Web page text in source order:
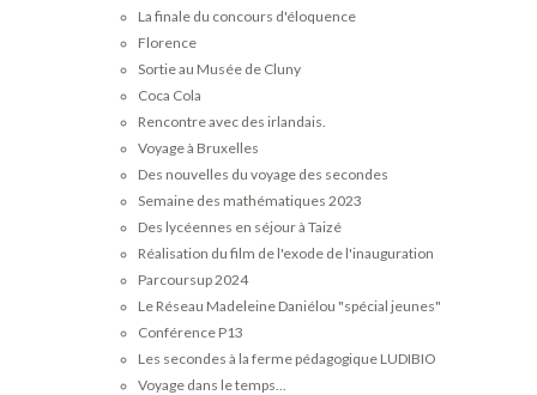
La finale du concours d'éloquence
Florence
Sortie au Musée de Cluny
Coca Cola
Rencontre avec des irlandais.
Voyage à Bruxelles
Des nouvelles du voyage des secondes
Semaine des mathématiques 2023
Des lycéennes en séjour à Taizé
Réalisation du film de l'exode de l'inauguration
Parcoursup 2024
Le Réseau Madeleine Daniélou "spécial jeunes"
Conférence P13
Les secondes à la ferme pédagogique LUDIBIO
Voyage dans le temps...